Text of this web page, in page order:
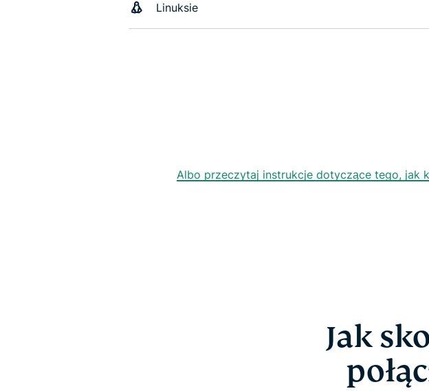
Linuksie
Albo przeczytaj instrukcje dotyczące tego, jak
Jak